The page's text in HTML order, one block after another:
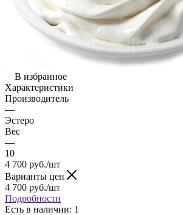
В избранное
Характеристики
Производитель
—
Эстеро
Вес
—
10
4 700 руб./шт
Варианты цен
4 700 руб./шт
Подробности
Есть в наличии: 1